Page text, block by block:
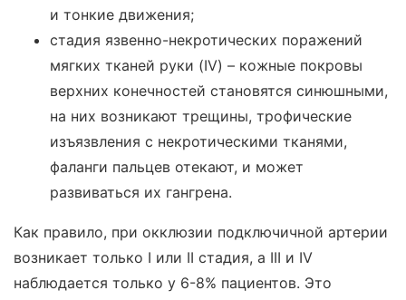
и тонкие движения;
стадия язвенно-некротических поражений
мягких тканей руки (IV) – кожные покровы
верхних конечностей становятся синюшными,
на них возникают трещины, трофические
изъязвления с некротическими тканями,
фаланги пальцев отекают, и может
развиваться их гангрена.
Как правило, при окклюзии подключичной артерии
возникает только I или II стадия, а III и IV
наблюдается только у 6-8% пациентов. Это